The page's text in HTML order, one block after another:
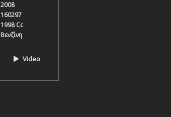
2008
160297
1998 Cc
Βενζίνη
Video